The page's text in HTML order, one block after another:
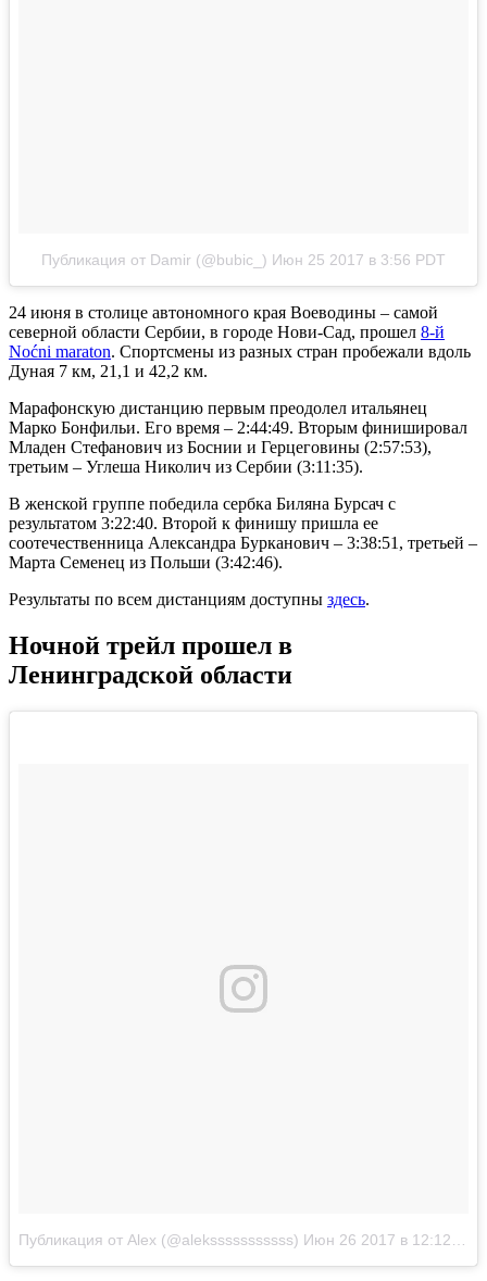
Публикация от Damir (@bubic_) Июн 25 2017 в 3:56 PDT
24 июня в столице автономного края Воеводины – самой
северной области Сербии, в городе Нови-Сад, прошел 8-й
Noćni maraton. Спортсмены из разных стран пробежали вдоль
Дуная 7 км, 21,1 и 42,2 км.
Марафонскую дистанцию первым преодолел итальянец
Марко Бонфильи. Его время – 2:44:49. Вторым финишировал
Младен Стефанович из Боснии и Герцеговины (2:57:53),
третьим – Углеша Николич из Сербии (3:11:35).
В женской группе победила сербка Биляна Бурсач с
результатом 3:22:40. Второй к финишу пришла ее
соотечественница Александра Бурканович – 3:38:51, третьей –
Марта Семенец из Польши (3:42:46).
Результаты по всем дистанциям доступны здесь.
Ночной трейл прошел в
Ленинградской области
Публикация от Alex (@aleksssssssssss) Июн 26 2017 в 12:12 PDT